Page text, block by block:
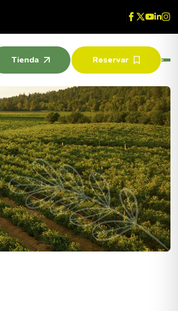
Tienda Reservar